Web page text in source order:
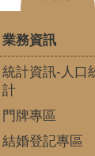
業務資訊
統計資訊-人口
計
門牌專區
結婚登記專區